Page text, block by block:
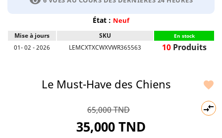
État : Neuf
Mise à jours SKU En stock
01- 02 - 2026 LEMCXTXCWXVWR365563 10Produits


Le Must-Have des Chiens
65,000 TND
35,000 TND